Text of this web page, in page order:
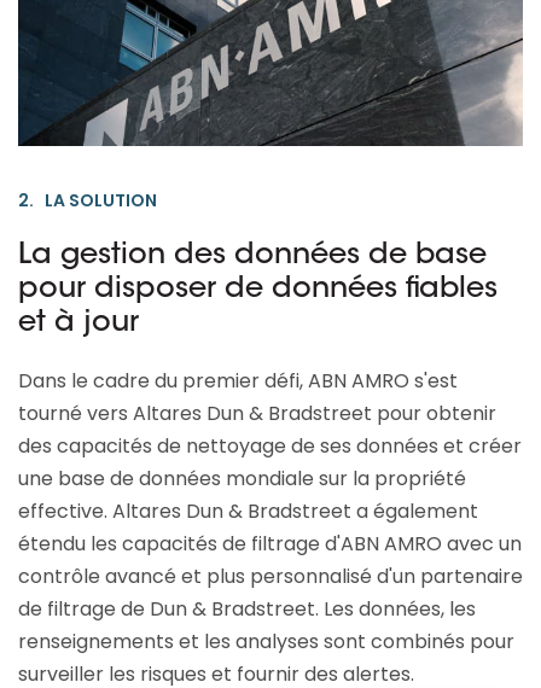
2. LA SOLUTION
La gestion des données de base
pour disposer de données fiables
et à jour
Dans le cadre du premier défi, ABN AMRO s'est
tourné vers Altares Dun & Bradstreet pour obtenir
des capacités de nettoyage de ses données et créer
une base de données mondiale sur la propriété
effective. Altares Dun & Bradstreet a également
étendu les capacités de filtrage d'ABN AMRO avec un
contrôle avancé et plus personnalisé d'un partenaire
de filtrage de Dun & Bradstreet. Les données, les
renseignements et les analyses sont combinés pour
surveiller les risques et fournir des alertes.